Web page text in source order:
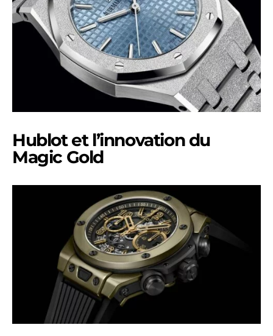
Hublot et l’innovation du
Magic Gold